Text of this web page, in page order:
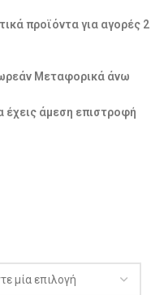
προϊόντα για αγορές 2
Μεταφορικά άνω
έχεις άμεση επιστροφή